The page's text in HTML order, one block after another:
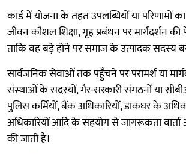
कार्ड में योजना के तहत उपलब्धियों या परिणामों
जीवन कौशल शिक्षा, गृह प्रबंधन पर मार्गदर्शन
ताकि वह बड़े होने पर समाज के उत्पादक सदस्य
सार्वजनिक सेवाओं तक पहुँचने पर परामर्श या
संस्थाओं के सदस्यों, गैर-सरकारी संगठनों या
पुलिस कर्मियों, बैंक अधिकारियों, डाकघर के
अधिकारियों आदि के सहयोग से जागरूकता वार्ता
की जाती है।